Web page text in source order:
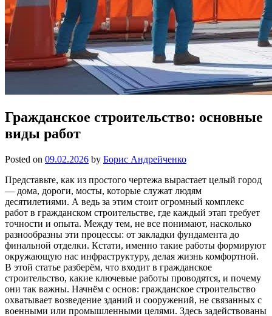
Гражданское строительство: основные
виды работ
Posted on 09.02.2026 by Борис Андрейченко
Представьте, как из простого чертежа вырастает целый город
— дома, дороги, мосты, которые служат людям
десятилетиями. А ведь за этим стоит огромный комплекс
работ в гражданском строительстве, где каждый этап требует
точности и опыта. Между тем, не все понимают, насколько
разнообразны эти процессы: от закладки фундамента до
финальной отделки. Кстати, именно такие работы формируют
окружающую нас инфраструктуру, делая жизнь комфортной.
В этой статье разберём, что входит в гражданское
строительство, какие ключевые работы проводятся, и почему
они так важны. Начнём с основ: гражданское строительство
охватывает возведение зданий и сооружений, не связанных с
военными или промышленными целями. Здесь задействованы